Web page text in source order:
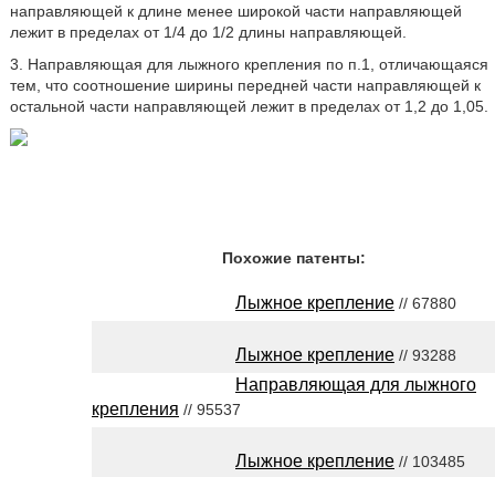
направляющей к длине менее широкой части направляющей
лежит в пределах от 1/4 до 1/2 длины направляющей.
3. Направляющая для лыжного крепления по п.1, отличающаяся
тем, что соотношение ширины передней части направляющей к
остальной части направляющей лежит в пределах от 1,2 до 1,05.
Похожие патенты:
Лыжное крепление // 67880
Лыжное крепление // 93288
Направляющая для лыжного
крепления // 95537
Лыжное крепление // 103485